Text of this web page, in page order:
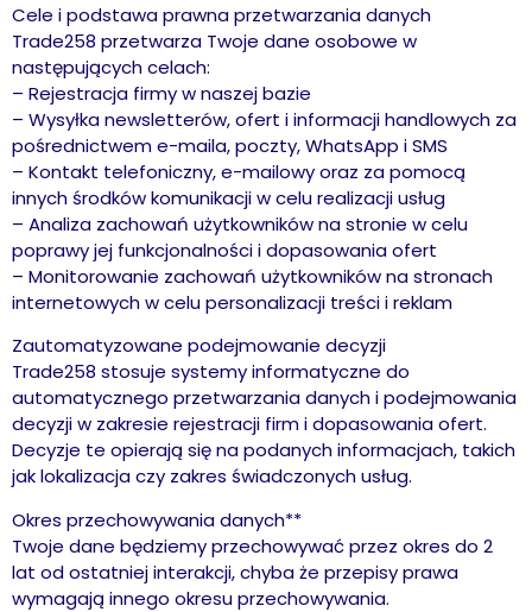
Cele i podstawa prawna przetwarzania danych
Trade258 przetwarza Twoje dane osobowe w
następujących celach:
– Rejestracja firmy w naszej bazie
– Wysyłka newsletterów, ofert i informacji handlowych za
pośrednictwem e-maila, poczty, WhatsApp i SMS
– Kontakt telefoniczny, e-mailowy oraz za pomocą
innych środków komunikacji w celu realizacji usług
– Analiza zachowań użytkowników na stronie w celu
poprawy jej funkcjonalności i dopasowania ofert
– Monitorowanie zachowań użytkowników na stronach
internetowych w celu personalizacji treści i reklam
Zautomatyzowane podejmowanie decyzji
Trade258 stosuje systemy informatyczne do
automatycznego przetwarzania danych i podejmowania
decyzji w zakresie rejestracji firm i dopasowania ofert.
Decyzje te opierają się na podanych informacjach, takich
jak lokalizacja czy zakres świadczonych usług.
Okres przechowywania danych**
Twoje dane będziemy przechowywać przez okres do 2
lat od ostatniej interakcji, chyba że przepisy prawa
wymagają innego okresu przechowywania.